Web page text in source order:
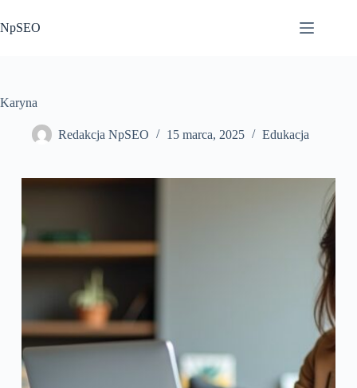
do
treści
NpSEO
Karyna
Redakcja NpSEO 15 marca, 2025 Edukacja